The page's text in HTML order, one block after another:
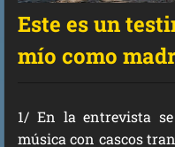
Este es un
mío como
1/ En la entrevista
música con cascos